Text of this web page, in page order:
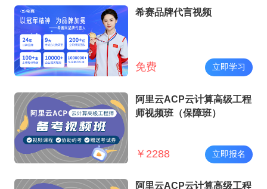
希赛品牌代言视频
免费 立即学习
阿里云ACP云计算高级工程
师视频班（保障班）
￥ 2288 立即报名
阿里云ACP云计算高级工程